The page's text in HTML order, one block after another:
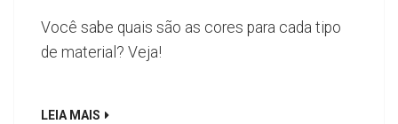
Você sabe quais são as cores para cada tipo
de material? Veja!
LEIA MAIS